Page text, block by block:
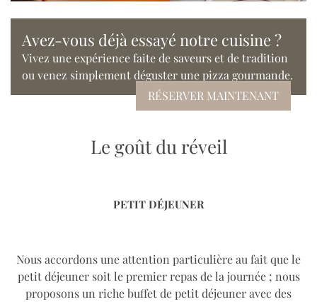
Avez-vous déjà essayé notre cuisine ?
Vivez une expérience faite de saveurs et de tradition
ou venez simplement déguster une pizza gourmande.
RÉSERVER MAINTENANT
Le goût du réveil
PETIT DÉJEUNER
Nous accordons une attention particulière au fait que le
petit déjeuner soit le premier repas de la journée ; nous
proposons un riche buffet de petit déjeuner avec des